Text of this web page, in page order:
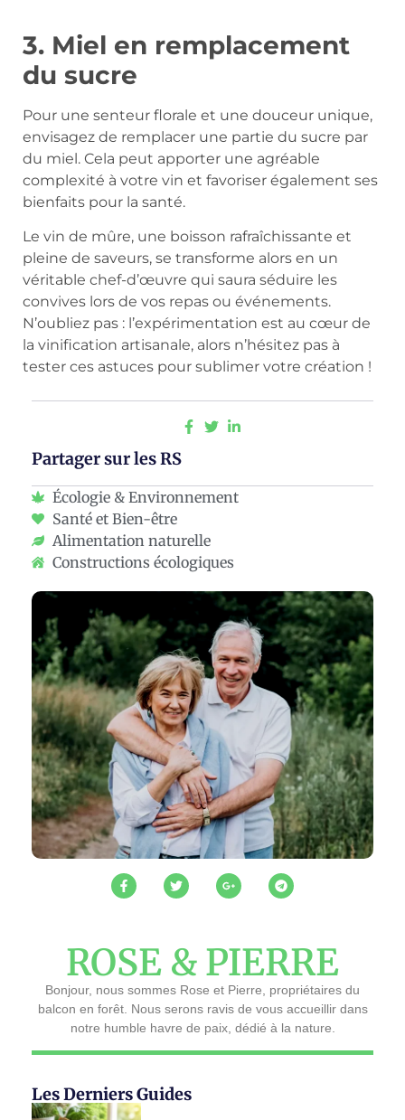
3. Miel en remplacement
du sucre
Pour une senteur florale et une douceur unique,
envisagez de remplacer une partie du sucre par
du miel. Cela peut apporter une agréable
complexité à votre vin et favoriser également ses
bienfaits pour la santé.
Le vin de mûre, une boisson rafraîchissante et
pleine de saveurs, se transforme alors en un
véritable chef-d’œuvre qui saura séduire les
convives lors de vos repas ou événements.
N’oubliez pas : l’expérimentation est au cœur de
la vinification artisanale, alors n’hésitez pas à
tester ces astuces pour sublimer votre création !
Partager sur les RS
Écologie & Environnement
Santé et Bien-être
Alimentation naturelle
Constructions écologiques
ROSE & PIERRE
Bonjour, nous sommes Rose et Pierre, propriétaires du
balcon en forêt. Nous serons ravis de vous accueillir dans
notre humble havre de paix, dédié à la nature.
Les Derniers Guides